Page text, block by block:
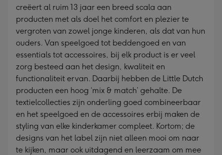
creëert al ruim 13 jaar een breed scala aan
producten met als doel het comfort en plezier te
vergroten van zowel jonge kinderen, als dat van hun
ouders. Van speelgoed tot beddengoed en van
essentials tot accessoires, bij elk product is er veel
zorg besteed aan het design, kwaliteit en
functionaliteit ervan. Daarbij hebben de Little Dutch
producten een hoog ‘mix & match’ gehalte. De
textielcollecties zijn onderling goed combineerbaar
en het speelgoed en de accessoires erbij maken de
styling van elke kinderkamer compleet. Kortom; de
designs van het label zijn niet alleen mooi om naar
te kijken, maar ook uitdagend en leerzaam om mee